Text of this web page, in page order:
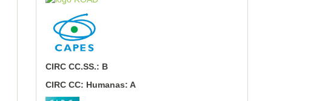
CIRC CC.SS.: B
CIRC CC: Humanas: A